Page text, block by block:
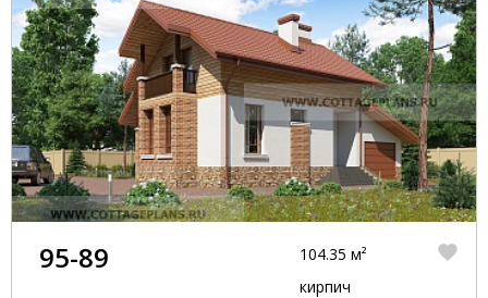
95-89
104.35 м²
кирпич